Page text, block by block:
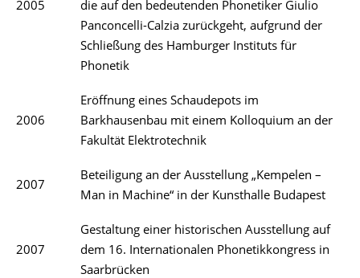
2005
die auf den bedeutenden Phonetiker Giulio
Panconcelli-Calzia zurückgeht, aufgrund der
Schließung des Hamburger Instituts für
Phonetik
2006
Eröffnung eines Schaudepots im
Barkhausenbau mit einem Kolloquium an der
Fakultät Elektrotechnik
2007
Beteiligung an der Ausstellung „Kempelen –
Man in Machine“ in der Kunsthalle Budapest
2007
Gestaltung einer historischen Ausstellung auf
dem 16. Internationalen Phonetikkongress in
Saarbrücken